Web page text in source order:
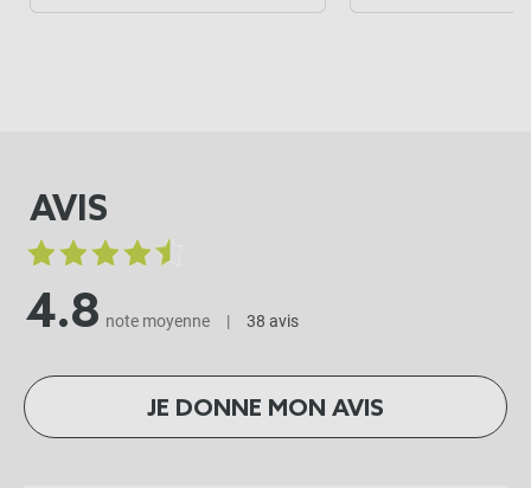
AVIS
4.8 note moyenne | 38 avis
JE DONNE MON AVIS